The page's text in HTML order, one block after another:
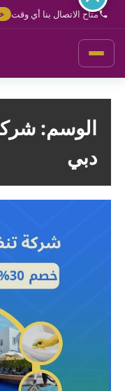
تخطي
المحتوى
متاح الاتصال بنا أي وقت
الوسم:
دبي